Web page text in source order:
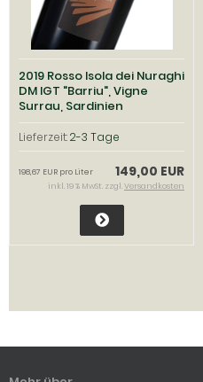
2019 Rosso Isola dei Nuraghi
DM IGT "Barriu", Vigne
Surrau, Sardinien
Lieferzeit:2-3 Tage
149,00 EUR
198,67 EUR pro Liter
inkl. 19 % MwSt. zzgl.Versandkosten